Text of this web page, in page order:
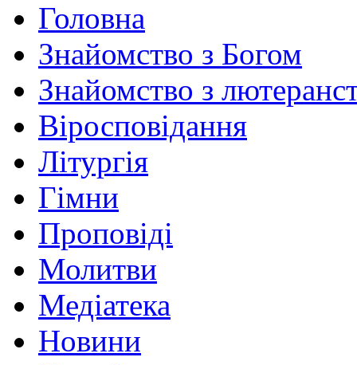
Головна
Знайомство з Богом
Знайомство з
Віросповідання
Літургія
Гімни
Проповіді
Молитви
Медіатека
Новини